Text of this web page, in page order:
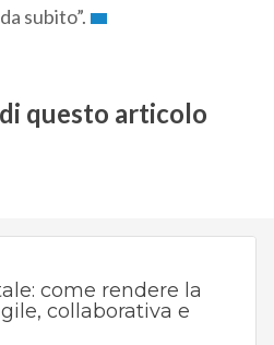
subito”.
questo articolo
come rendere la
collaborativa e